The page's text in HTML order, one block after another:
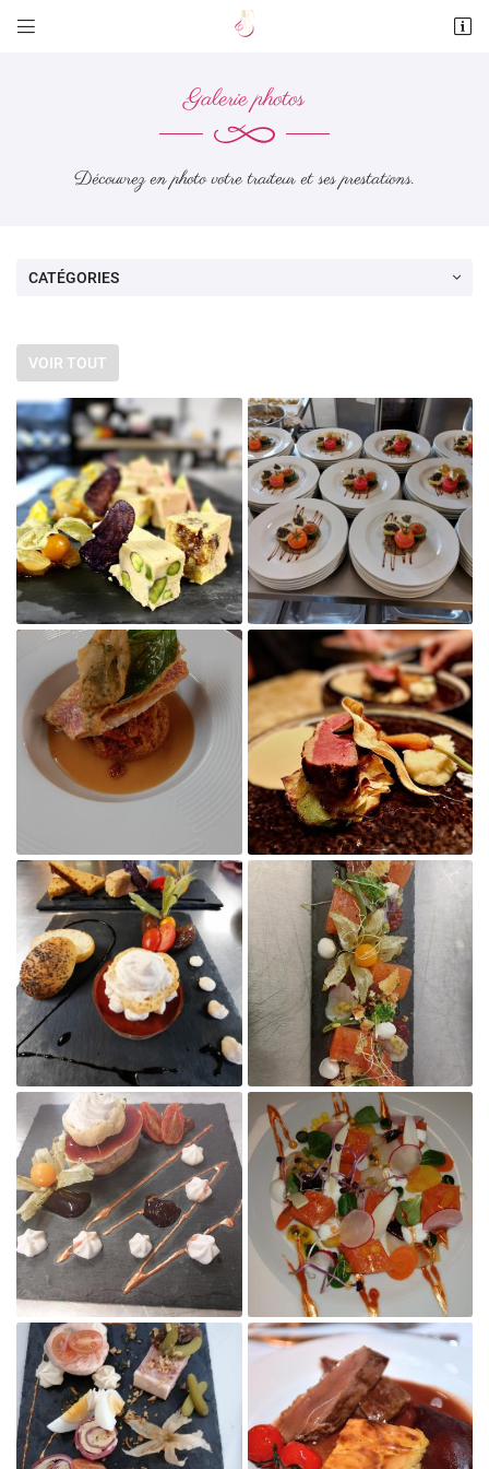
 
En cochant cette case, vous consentez à recevoir nos propositions commerciales à
l'adresse email indiqué ci-dessus. Vous pouvez vous désinscrire à tout moment en
utilisantle formulaire de désinscription
INSCRIPTION
Galerie photos
Découvrez en photo votre traiteur et ses prestations.
CATÉGORIES
VOIR TOUT

Agrandir la photo

Agrandir la photo

Agrandir la photo

Agrandir la photo